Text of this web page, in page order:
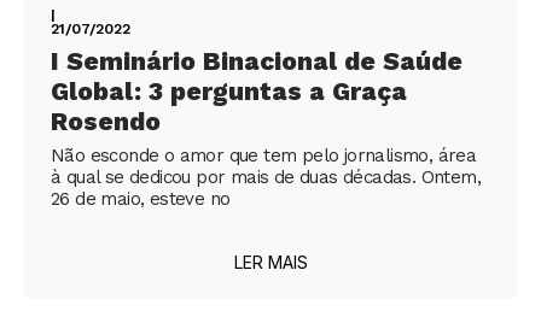
|
21/07/2022
I Seminário Binacional de Saúde
Global: 3 perguntas a Graça
Rosendo
Não esconde o amor que tem pelo jornalismo, área
à qual se dedicou por mais de duas décadas. Ontem,
26 de maio, esteve no
LER MAIS